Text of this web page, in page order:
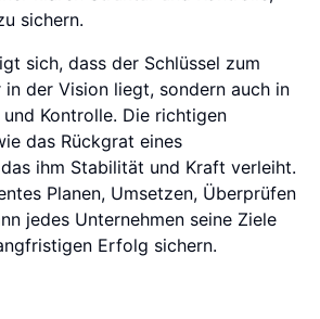
sichern.
sich, dass der Schlüssel zum
der Vision liegt, sondern auch in
Kontrolle. Die richtigen
das Rückgrat eines
ihm Stabilität und Kraft verleiht.
Planen, Umsetzen, Überprüfen
jedes Unternehmen seine Ziele
Erfolg sichern.